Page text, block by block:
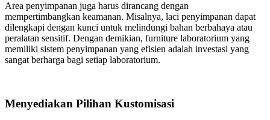
Area penyimpanan juga harus dirancang dengan
mempertimbangkan keamanan. Misalnya, laci penyimpanan dapat
dilengkapi dengan kunci untuk melindungi bahan berbahaya atau
peralatan sensitif. Dengan demikian, furniture laboratorium yang
memiliki sistem penyimpanan yang efisien adalah investasi yang
sangat berharga bagi setiap laboratorium.
Menyediakan Pilihan Kustomisasi